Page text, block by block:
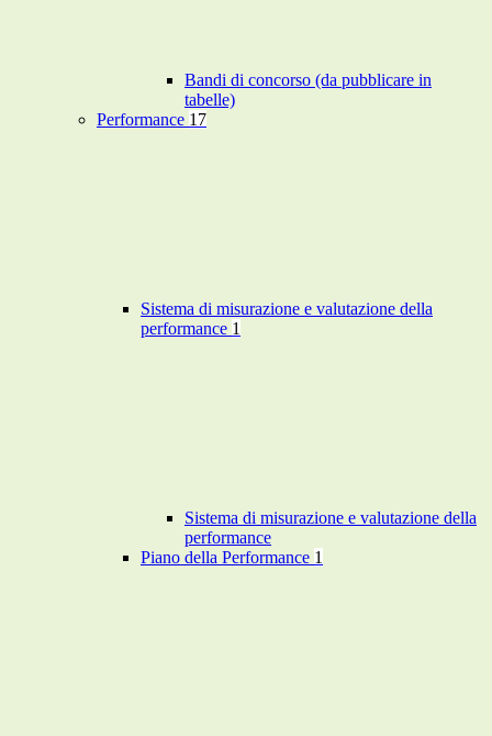
Bandi di concorso (da pubblicare in
tabelle)
Performance 17
Sistema di misurazione e valutazione della
performance 1
Sistema di misurazione e valutazione della
performance
Piano della Performance 1